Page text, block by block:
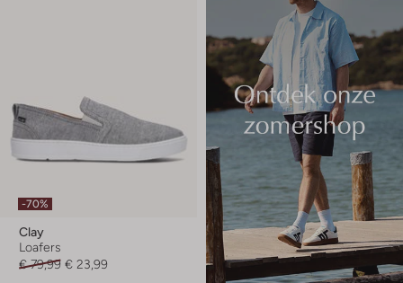
-70%
Clay
Loafers
€ 79,99 € 23,99